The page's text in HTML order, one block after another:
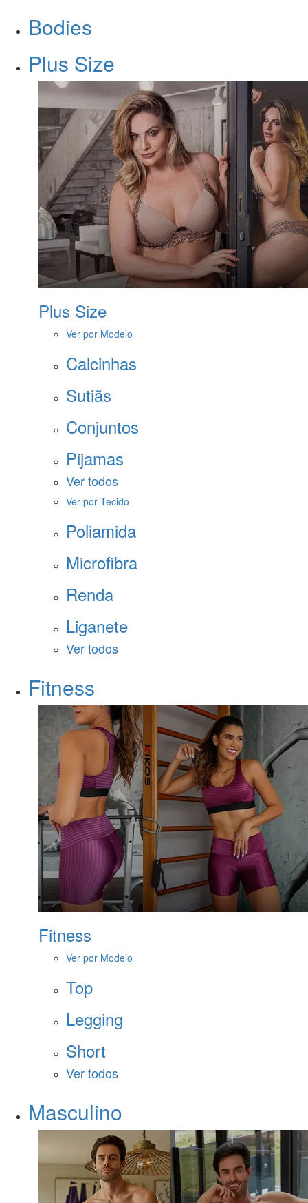
Bodies
Plus Size
Plus Size
Ver por Modelo
Calcinhas
Sutiãs
Conjuntos
Pijamas
Ver todos
Ver por Tecido
Poliamida
Microfibra
Renda
Liganete
Ver todos
Fitness
Fitness
Ver por Modelo
Top
Legging
Short
Ver todos
Masculino